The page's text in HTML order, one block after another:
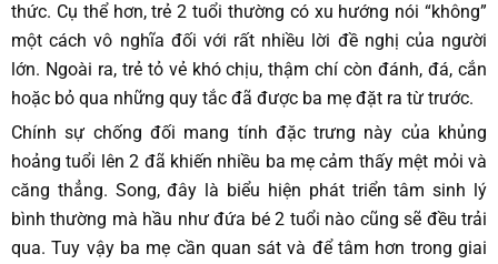
thức. Cụ thể hơn, trẻ 2 tuổi thường có xu hướng nói “không”
một cách vô nghĩa đối với rất nhiều lời đề nghị của người
lớn. Ngoài ra, trẻ tỏ vẻ khó chịu, thậm chí còn đánh, đá, cắn
hoặc bỏ qua những quy tắc đã được ba mẹ đặt ra từ trước.
Chính sự chống đối mang tính đặc trưng này của khủng
hoảng tuổi lên 2 đã khiến nhiều ba mẹ cảm thấy mệt mỏi và
căng thẳng. Song, đây là biểu hiện phát triển tâm sinh lý
bình thường mà hầu như đứa bé 2 tuổi nào cũng sẽ đều trải
qua. Tuy vậy ba mẹ cần quan sát và để tâm hơn trong giai